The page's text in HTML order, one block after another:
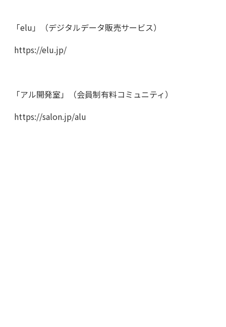
「elu」（デジタルデータ販売サービス）
https://elu.jp/
「アル開発室」（会員制有料コミュニティ）
https://salon.jp/alu